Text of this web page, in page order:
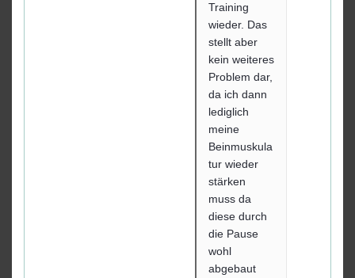
Training
wieder. Das
stellt aber
kein weiteres
Problem dar,
da ich dann
lediglich
meine
Beinmuskula
tur wieder
stärken
muss da
diese durch
die Pause
wohl
abgebaut